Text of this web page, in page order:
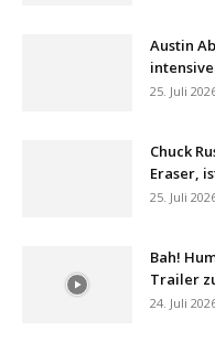
Austin
25. Juli
Chuck
Eraser,
25. Juli
Bah!
Trailer
24. Juli